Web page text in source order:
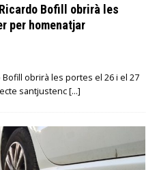
Bofill obrirà les
per homenatjar
obrirà les portes el 26 i el 27
santjustenc[…]